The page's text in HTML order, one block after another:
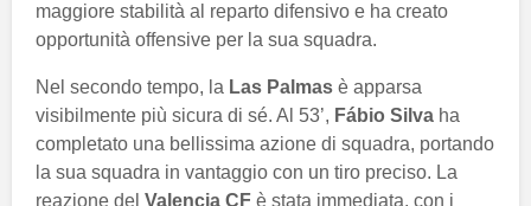
maggiore stabilità al reparto difensivo e ha creato
opportunità offensive per la sua squadra.
Nel secondo tempo, la Las Palmas è apparsa
visibilmente più sicura di sé. Al 53’, Fábio Silva ha
completato una bellissima azione di squadra, portando
la sua squadra in vantaggio con un tiro preciso. La
reazione del Valencia CF è stata immediata, con i